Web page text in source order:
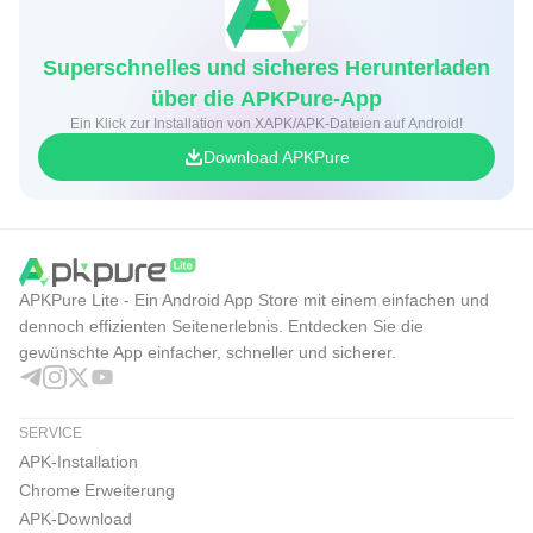
werden Anbieter wie Digi, Celcom, Hotlink, U Mobile und
redONE. Der Vorteil liegt darin, dass die Aufladung direkt
in der App erledigt wird und keine separate PIN-Eingabe
nötig ist.
Das spart Zeit, wenn unterwegs Datenvolumen oder
Gesprächsguthaben knapp wird. Nutzer wählen den
Aufladung über die App abgewickelt. Für Familien oder
Nutzer mit mehreren SIM-Karten kann das besonders
praktisch sein, weil verschiedene Nummern schneller
versorgt werden können. Vor der Bestätigung sollte
trotzdem geprüft werden, ob Anbieter, Nummer und Betrag
Prämien durch BoostUP sammeln
Superschnelles und sicheres Herunterladen
über die APKPure-App
Ein Klick zur Installation von XAPK/APK-Dateien auf Android!
Download APKPure
APKPure Lite - Ein Android App Store mit einem einfachen und
dennoch effizienten Seitenerlebnis. Entdecken Sie die
gewünschte App einfacher, schneller und sicherer.
SERVICE
APK-Installation
Chrome Erweiterung
APK-Download